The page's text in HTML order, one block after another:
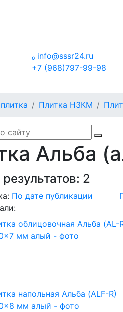
info@sssr24.ru
+7 (968)797-99-98
Плитка НЗКМ
Альба
результатов: 2
По дате публикации